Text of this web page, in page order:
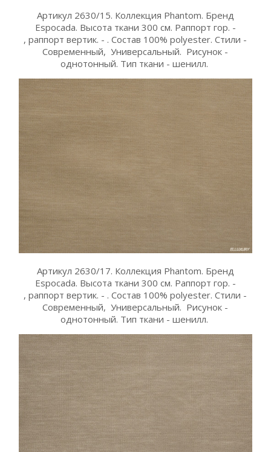
Артикул 2630/15. Коллекция Phantom. Бренд
Espocada. Высота ткани 300 см. Раппорт гор. -
, раппорт вертик. - . Состав 100% polyester. Стили -
Современный, Универсальный. Рисунок -
однотонный. Тип ткани - шенилл.
Артикул 2630/17. Коллекция Phantom. Бренд
Espocada. Высота ткани 300 см. Раппорт гор. -
, раппорт вертик. - . Состав 100% polyester. Стили -
Современный, Универсальный. Рисунок -
однотонный. Тип ткани - шенилл.